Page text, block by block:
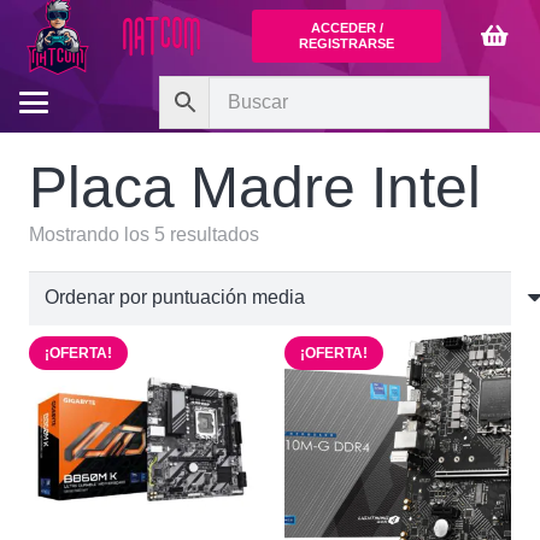
ACCEDER /
REGISTRARSE
Placa Madre Intel
Mostrando los 5 resultadosOrdenado
por
puntuación
media
¡OFERTA! ¡OFERTA!